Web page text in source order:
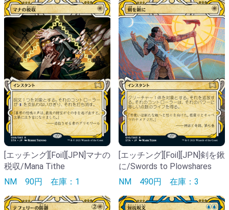
[エッチング][Foil][JPN]マナの
税収/Mana Tithe
NM 90円 在庫：1
[エッチング][Foil][JPN]剣を鍬
に/Swords to Plowshares
NM 490円 在庫：3